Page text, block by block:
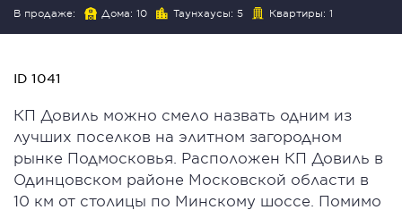
В продаже:
Дома: 10 Таунхаусы: 5 Квартиры: 1
ID 1041
КП Довиль можно смело назвать одним из
лучших поселков на элитном загородном
рынке Подмосковья. Расположен КП Довиль в
Одинцовском районе Московской области в
10 км от столицы по Минскому шоссе. Помимо